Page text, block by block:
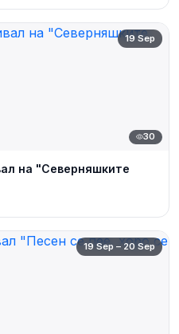
19 Sep
30
на "Северняшките
19 Sep – 20 Sep